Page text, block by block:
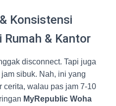
Konsistensi
& Kantor
disconnect. Tapi juga
sibuk. Nah, ini yang
cerita, walau pas jam 7-10
MyRepublic Woha